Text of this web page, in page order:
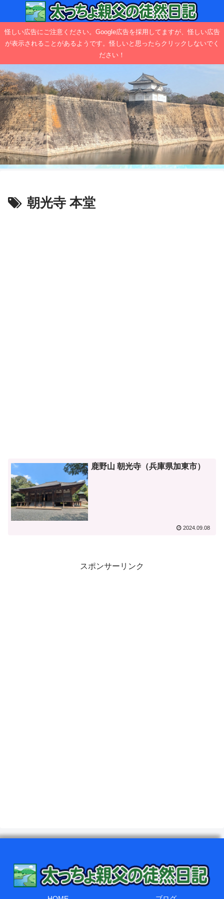
怪しい広告にご注意ください。Google広告を採用してますが、怪しい広告
が表示されることがあるようです。怪しいと思ったらクリックしないでく
ださい！
朝光寺 本堂
鹿野山 朝光寺（兵庫県加東市）
2024.09.08
スポンサーリンク